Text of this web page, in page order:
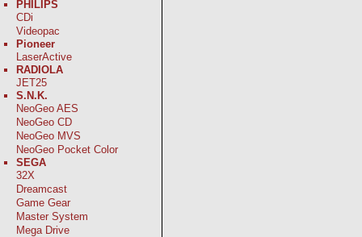
PHILIPS
CDi
Videopac
Pioneer
LaserActive
RADIOLA
JET25
S.N.K.
NeoGeo AES
NeoGeo CD
NeoGeo MVS
NeoGeo Pocket Color
SEGA
32X
Dreamcast
Game Gear
Master System
Mega Drive